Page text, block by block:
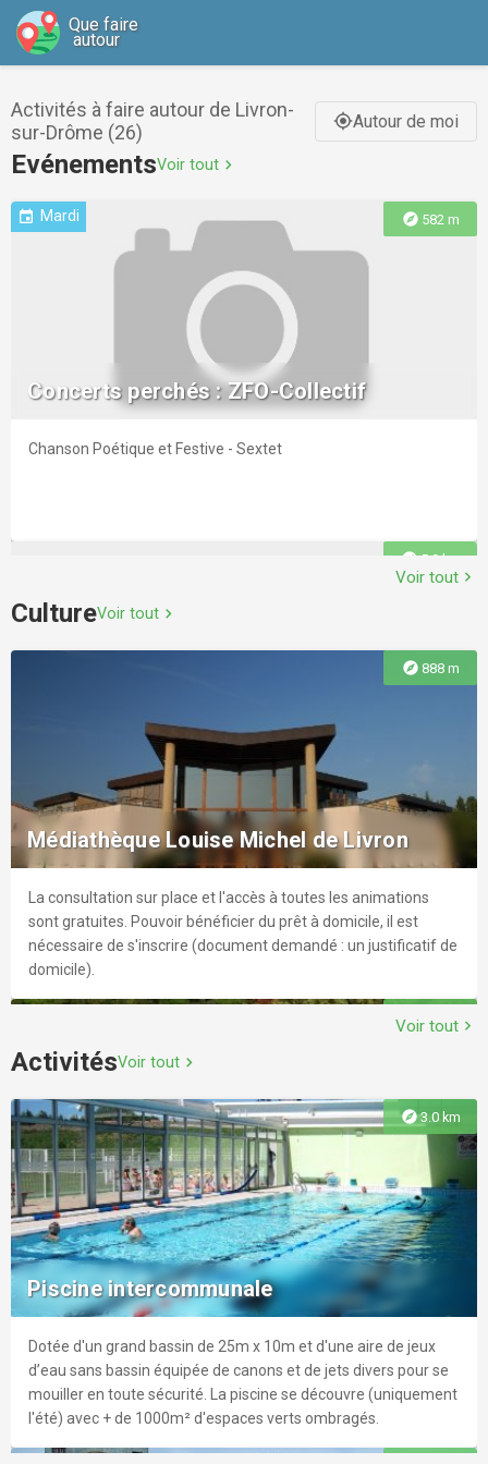
Que faire
autour
Activités à faire autour de Livron-
sur-Drôme (26)
gps_fixedAutour de moi
EvénementsVoir tout chevron_right
explore 582 m
event Mardi
Concerts perchés : ZFO-Collectif
Chanson Poétique et Festive - Sextet
explore5.9 km
Exposition : Espaces de silence
Par Béatrice PECOUT, Acryliques sur kraftr Des sentiers du
Vercors à l'oeuvre picturale, en passant parfois par l'écriture,,
l'oeil capte l'immensité, le dessin fixe un détail, une ligne, des
contrastes pour transcrire la beauté des lieux...
explore 7.7 km
Exposition Fernand Greco
Comme chaque été au Moulin de Montoison, l’artiste s’invite
chez l’artisan
explore7.8 km
Exposition Anima
Voir tout chevron_right
CultureVoir tout chevron_right
explore 888 m
Médiathèque Louise Michel de Livron
La consultation sur place et l'accès à toutes les animations
sont gratuites. Pouvoir bénéficier du prêt à domicile, il est
nécessaire de s'inscrire (document demandé : un justificatif de
domicile).
explore
Médiathèque Loriol
La consultation sur place et l'accès à toutes les animations
sont gratuites. Pouvoir bénéficier du prêt à domicile, il est
nécessaire de s'inscrire (document demandé : un justificatif de
domicile).
explore 6.6 km
Voir tout chevron_right
ActivitésVoir tout chevron_right
explore3.0 km
Piscine intercommunale
Dotée d'un grand bassin de 25m x 10m et d'une aire de jeux
d’eau sans bassin équipée de canons et de jets divers pour se
mouiller en toute sécurité. La piscine se découvre (uniquement
l'été) avec + de 1000m² d'espaces verts ombragés.